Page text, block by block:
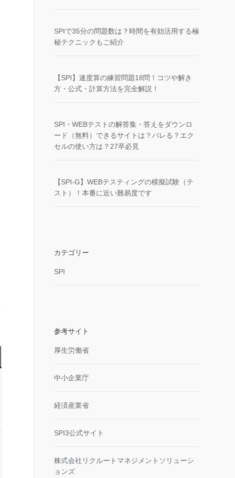
SPIで35分の問題数は？時間を有効活用する極
秘テクニックもご紹介
【SPI】速度算の練習問題18問！コツや解き
方・公式・計算方法を完全解説！
SPI・WEBテストの解答集・答えをダウンロ
ード（無料）できるサイトは？バレる？エク
セルの使い方は？27卒必見
【SPI-G】WEBテスティングの模擬試験（テ
スト）！本番に近い難易度です
カテゴリー
SPI
参考サイト
厚生労働省
中小企業庁
経済産業省
SPI3公式サイト
株式会社リクルートマネジメントソリューシ
ョンズ